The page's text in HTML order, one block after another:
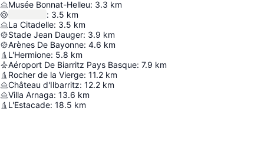
Musée Bonnat-Helleu: 3.3 km
: 3.5 km
La Citadelle: 3.5 km
Stade Jean Dauger: 3.9 km
Arènes De Bayonne: 4.6 km
L'Hermione: 5.8 km
Aéroport De Biarritz Pays Basque: 7.9 km
Rocher de la Vierge: 11.2 km
Château d'Ilbarritz: 12.2 km
Villa Arnaga: 13.6 km
L'Estacade: 18.5 km